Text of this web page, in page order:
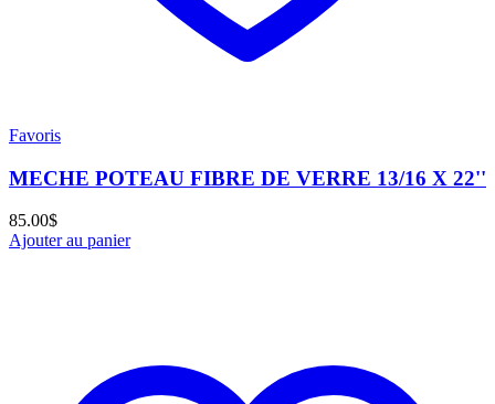
Favoris
MECHE POTEAU FIBRE DE VERRE 13/16 X 22''
85.00$
Ajouter au panier